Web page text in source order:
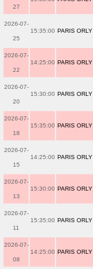
27
2026-07-
25
15:35:00 PARIS ORLY
2026-07-
22
14:25:00 PARIS ORLY
2026-07-
20
15:30:00 PARIS ORLY
2026-07-
18
15:35:00 PARIS ORLY
2026-07-
15
14:25:00 PARIS ORLY
2026-07-
13
15:30:00 PARIS ORLY
2026-07-
11
15:35:00 PARIS ORLY
2026-07-
08
14:25:00 PARIS ORLY